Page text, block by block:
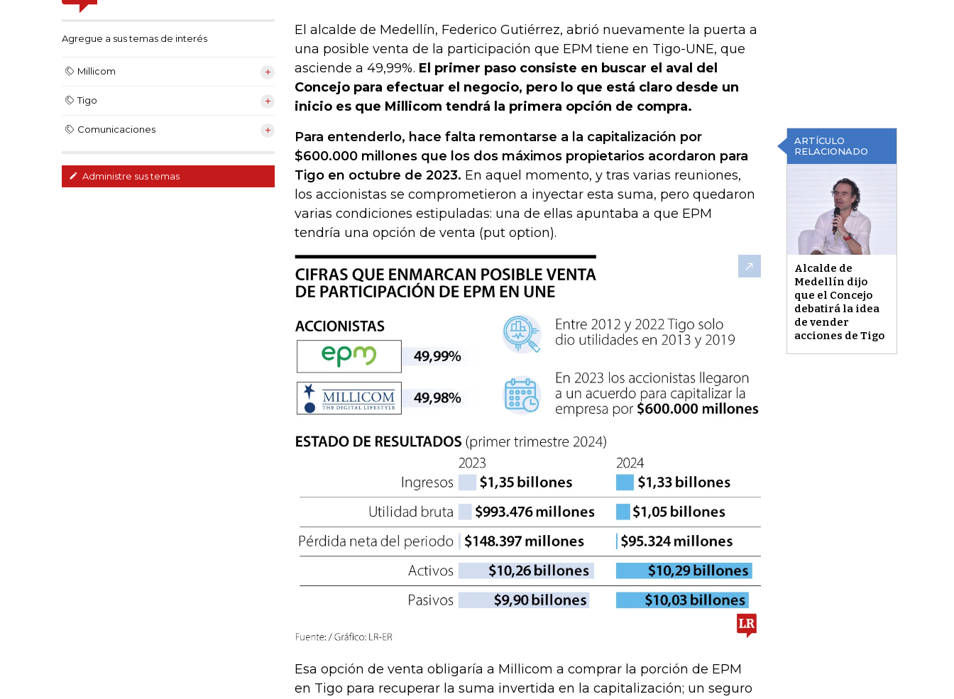
Agregue a sus temas de interés
Millicom
Tigo
Comunicaciones
Administre sus temas
El alcalde de Medellín, Federico Gutiérrez, abrió nuevamente la puerta a
una posible venta de la participación que EPM tiene en Tigo-UNE, que
asciende a 49,99%. El primer paso consiste en buscar el aval del
Concejo para efectuar el negocio, pero lo que está claro desde un
inicio es que Millicom tendrá la primera opción de compra.
ARTÍCULO
RELACIONADO
Alcalde de
Medellín dijo
que el Concejo
debatirá la idea
de vender
acciones de Tigo
Para entenderlo, hace falta remontarse a la capitalización por
$600.000 millones que los dos máximos propietarios acordaron para
Tigo en octubre de 2023. En aquel momento, y tras varias reuniones,
los accionistas se comprometieron a inyectar esta suma, pero quedaron
varias condiciones estipuladas: una de ellas apuntaba a que EPM
tendría una opción de venta (put option).
Esa opción de venta obligaría a Millicom a comprar la porción de EPM
en Tigo para recuperar la suma invertida en la capitalización; un seguro